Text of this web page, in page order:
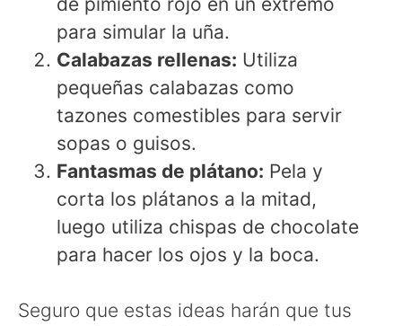
para simular la uña.
Calabazas rellenas: Utiliza
pequeñas calabazas como
tazones comestibles para servir
sopas o guisos.
Fantasmas de plátano: Pela y
corta los plátanos a la mitad,
luego utiliza chispas de chocolate
para hacer los ojos y la boca.
Seguro que estas ideas harán que tus